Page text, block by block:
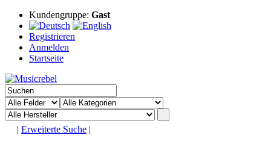
Kundengruppe: Gast
Registrieren
Anmelden
Startseite
| Erweiterte Suche |